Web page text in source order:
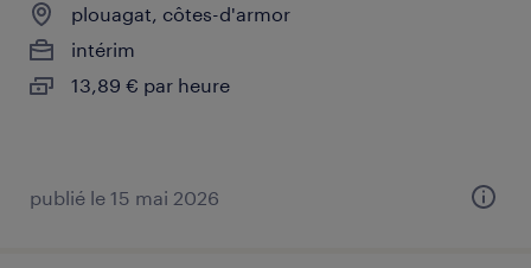
plouagat, côtes-d'armor
intérim
13,89 € par heure
publié le 15 mai 2026